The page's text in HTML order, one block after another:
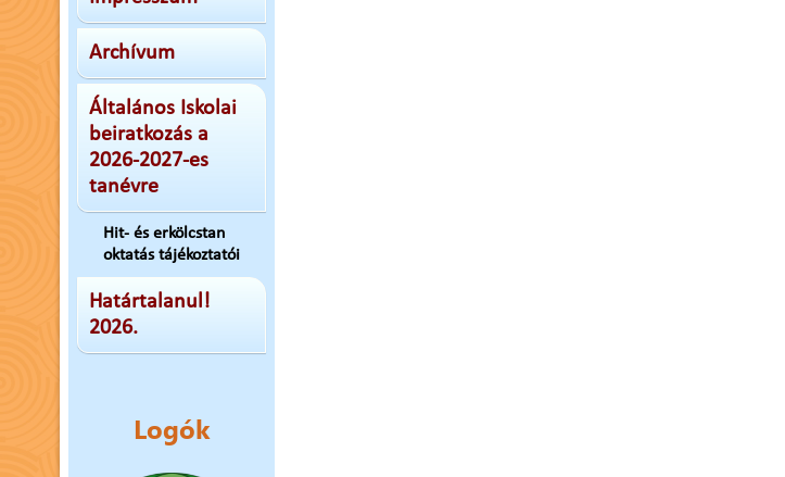
Archívum
Általános Iskolai
beiratkozás a
2026-2027-es
tanévre
Hit- és erkölcstan
oktatás tájékoztatói
Határtalanul!
2026.
Logók